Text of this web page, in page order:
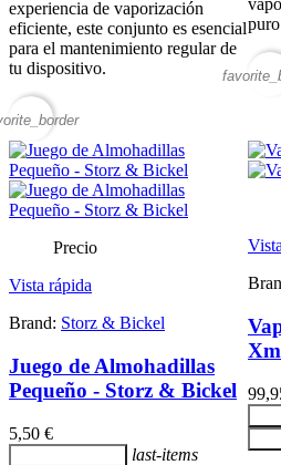
experiencia de vaporización
eficiente, este conjunto es esencial
para el mantenimiento regular de
tu dispositivo.
Precio
Vista rápida
Brand: Storz & Bickel
Juego de Almohadillas
Pequeño - Storz & Bickel
5,50 €
last-items